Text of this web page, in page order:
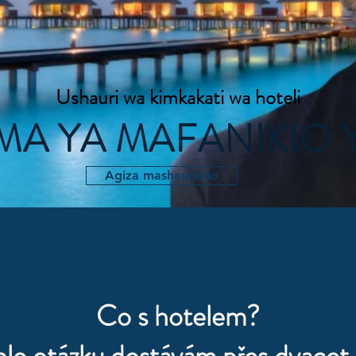
Ushauri wa kimkakati wa hoteli
YA MAFANIKIO
Agiza mashauriano
Co s hotelem?